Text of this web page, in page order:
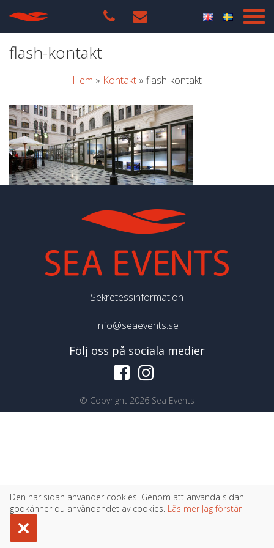
flash-kontakt
Hem » Kontakt » flash-kontakt
Sekretessinformation
info@seaevents.se
Följ oss på sociala medier
© Copyright 2026 Sea Events
Den här sidan använder cookies. Genom att använda sidan
godkänner du användandet av cookies. Läs mer Jag förstår